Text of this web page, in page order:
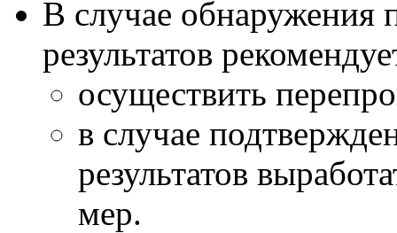
В случае обнаружения
результатов
осуществить
в случае
результатов
мер.